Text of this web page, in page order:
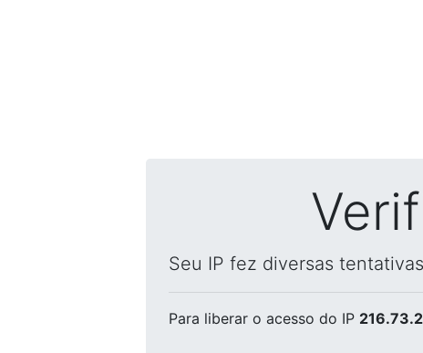
Seu IP fez diversas
Para liberar o acesso do IP